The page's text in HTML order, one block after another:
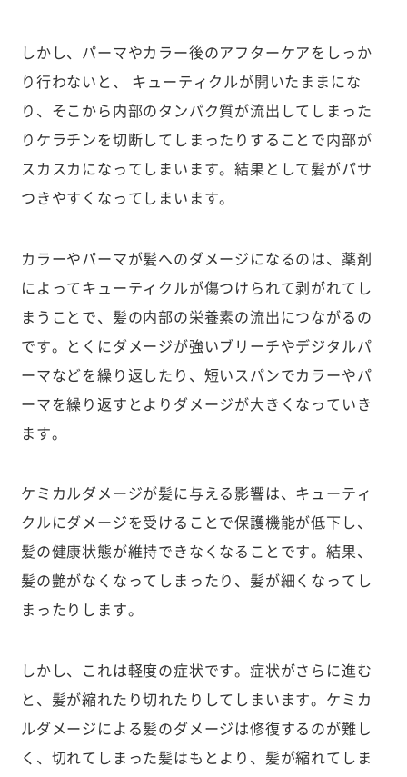
しかし、パーマやカラー後のアフターケアをしっか
り行わないと、 キューティクルが開いたままにな
り、そこから内部のタンパク質が流出してしまった
りケラチンを切断してしまったりすることで内部が
スカスカになってしまいます。結果として髪がパサ
つきやすくなってしまいます。
カラーやパーマが髪へのダメージになるのは、薬剤
によってキューティクルが傷つけられて剥がれてし
まうことで、髪の内部の栄養素の流出につながるの
です。とくにダメージが強いブリーチやデジタルパ
ーマなどを繰り返したり、短いスパンでカラーやパ
ーマを繰り返すとよりダメージが大きくなっていき
ます。
ケミカルダメージが髪に与える影響は、キューティ
クルにダメージを受けることで保護機能が低下し、
髪の健康状態が維持できなくなることです。結果、
髪の艶がなくなってしまったり、髪が細くなってし
まったりします。
しかし、これは軽度の症状です。症状がさらに進む
と、髪が縮れたり切れたりしてしまいます。ケミカ
ルダメージによる髪のダメージは修復するのが難し
く、切れてしまった髪はもとより、髪が縮れてしま